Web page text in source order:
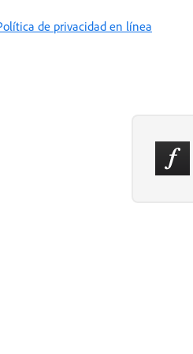
de privacidad en línea